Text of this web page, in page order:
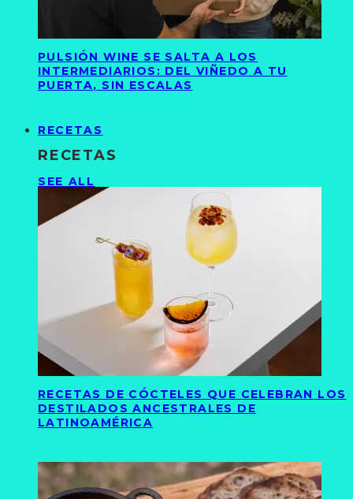
PULSIÓN WINE SE SALTA A LOS
INTERMEDIARIOS: DEL VIÑEDO A TU
PUERTA, SIN ESCALAS
RECETAS
RECETAS
SEE ALL
RECETAS DE CÓCTELES QUE CELEBRAN LOS
DESTILADOS ANCESTRALES DE
LATINOAMÉRICA